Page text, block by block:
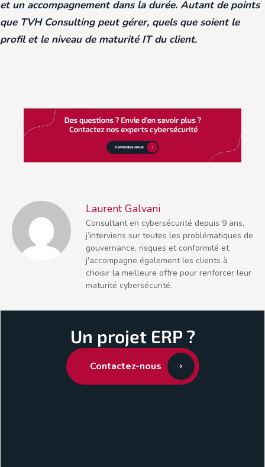
et un accompagnement dans la durée. Autant de points
que TVH Consulting peut gérer, quels que soient le
profil et le niveau de maturité IT du client.
Laurent Galvani
Consultant en cybersécurité depuis 9 ans,
j’interviens sur toutes les problématiques de
gouvernance, risques et conformité et
j'accompagne également les clients à
choisir la meilleure offre pour renforcer leur
maturité cybersécurité.
Un projet ERP ?
Contactez-nous